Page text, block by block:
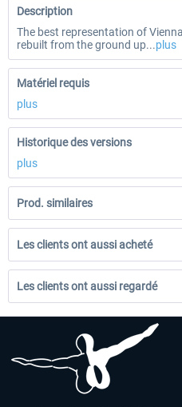
Description
The best representation of
rebuilt from the ground up...plus
Matériel requis
plus
Historique des versions
plus
Prod. similaires
Les clients ont aussi acheté
Les clients ont aussi regardé